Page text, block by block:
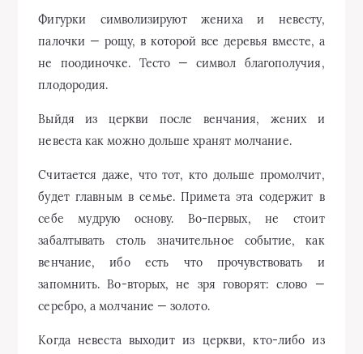
Фигурки символизируют жениха и невесту,
палочки — рощу, в которой все деревья вместе, а
не поодиночке. Тесто — символ благополучия,
плодородия.
Выйдя из церкви после венчания, жених и
невеста как можно дольше хранят молчание.
Считается даже, что тот, кто дольше промолчит,
будет главным в семье. Примета эта содержит в
себе мудрую основу. Во-первых, не стоит
забалтывать столь значительное событие, как
венчание, ибо есть что прочувствовать и
запомнить. Во-вторых, не зря говорят: слово —
серебро, а молчание — золото.
Когда невеста выходит из церкви, кто-либо из